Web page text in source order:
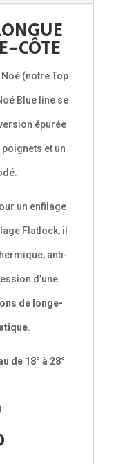
CÔTE
(notre Top
Blue line se
épurée
et un
un enfilage
Flatlock, il
anti-
d’une
de longe-
.
de 18° à 28°